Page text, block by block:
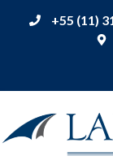
+55 (11)